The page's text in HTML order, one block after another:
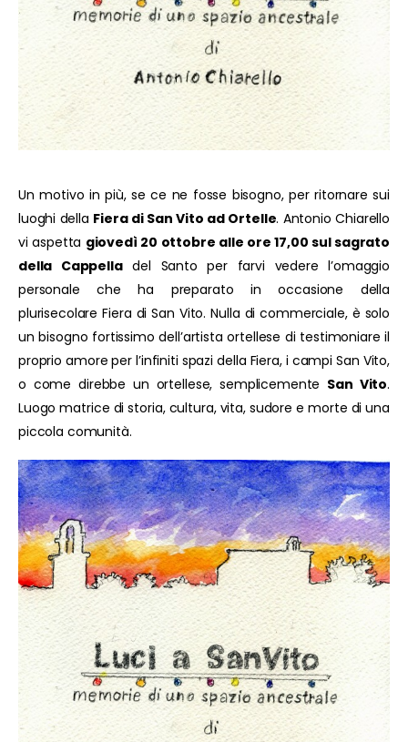
Un motivo in più, se ce ne fosse bisogno, per ritornare sui
luoghi della Fiera di San Vito ad Ortelle. Antonio Chiarello
vi aspetta giovedì 20 ottobre alle ore 17,00 sul sagrato
della Cappelladel Santo per farvi vedere l’omaggio
personale che ha preparato in occasione della
plurisecolare Fiera di San Vito. Nulla di commerciale, è solo
un bisogno fortissimo dell’artista ortellese di testimoniare il
proprio amore per l’infiniti spazi della Fiera, i campi San Vito,
o come direbbe un ortellese, semplicemente San Vito.
Luogo matrice di storia, cultura, vita, sudore e morte di una
piccola comunità.